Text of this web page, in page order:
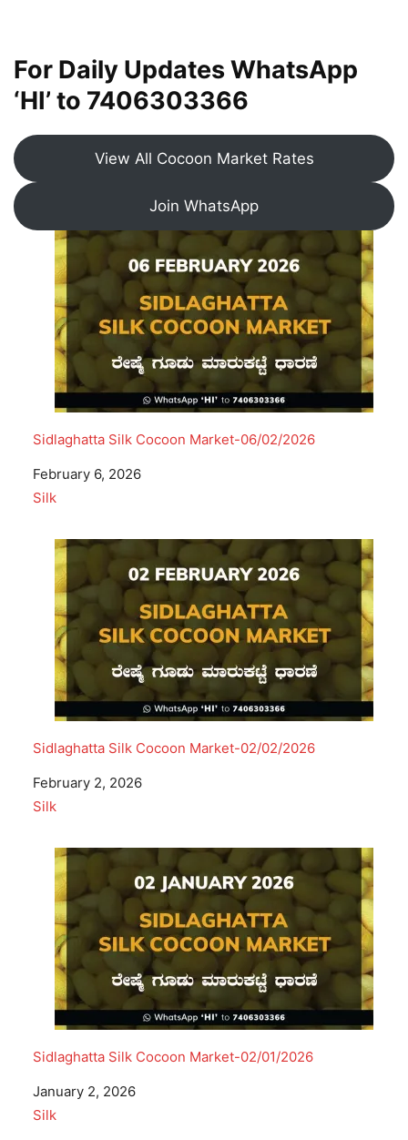
For Daily Updates WhatsApp
‘HI’ to 7406303366
View All Cocoon Market Rates
Join WhatsApp
Sidlaghatta Silk Cocoon Market-06/02/2026
Date
February 6, 2026
In relation to
Silk
Sidlaghatta Silk Cocoon Market-02/02/2026
Date
February 2, 2026
In relation to
Silk
Sidlaghatta Silk Cocoon Market-02/01/2026
Date
January 2, 2026
In relation to
Silk